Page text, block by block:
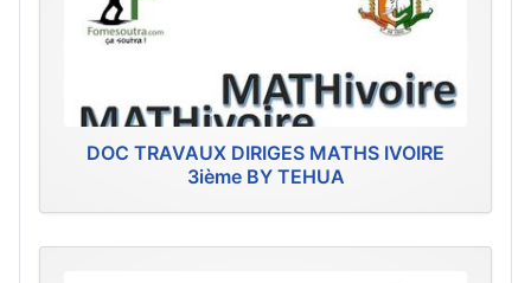
DOC TRAVAUX DIRIGES MATHS IVOIRE
3ième BY TEHUA